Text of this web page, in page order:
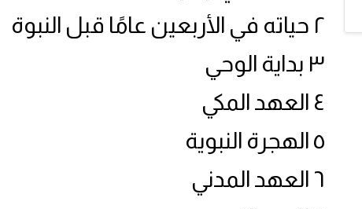
٢ حياته في الأربعين عامًا قبل النبوة
٣ بداية الوحي
٤ العهد المكي
٥ الهجرة النبوية
٦ العهد المدني